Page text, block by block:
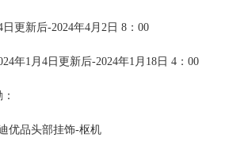
更新后-2024年4月2日 8：00
年1月4日更新后-2024年1月18日 4：00
优品头部挂饰-枢机